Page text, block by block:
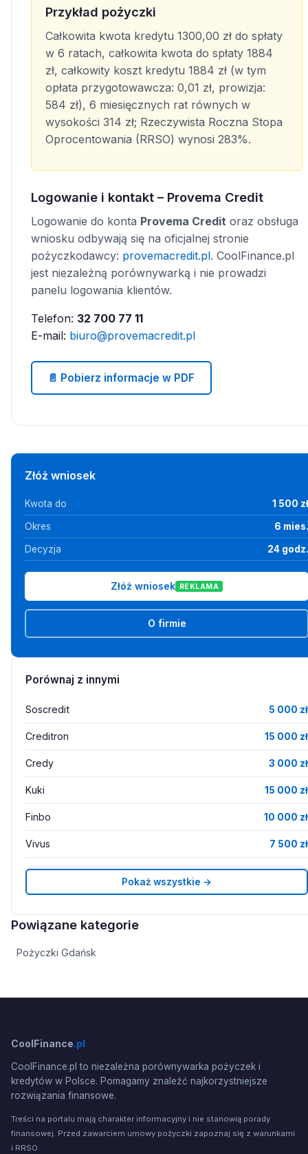
Przykład pożyczki
Całkowita kwota kredytu 1300,00 zł do spłaty
w 6 ratach, całkowita kwota do spłaty 1884
zł, całkowity koszt kredytu 1884 zł (w tym
opłata przygotowawcza: 0,01 zł, prowizja:
584 zł), 6 miesięcznych rat równych w
wysokości 314 zł; Rzeczywista Roczna Stopa
Oprocentowania (RRSO) wynosi 283%.
Logowanie i kontakt – Provema Credit
Logowanie do konta Provema Credit oraz obsługa
wniosku odbywają się na oficjalnej stronie
pożyczkodawcy: provemacredit.pl. CoolFinance.pl
jest niezależną porównywarką i nie prowadzi
panelu logowania klientów.
Telefon: 32 700 77 11
E-mail: biuro@provemacredit.pl
📄 Pobierz informacje w PDF
Złóż wniosek
Kwota do 1 500 zł
Okres 6 mies.
Decyzja 24 godz.
Złóż wniosek REKLAMA
O firmie
Porównaj z innymi
Soscredit 5 000 zł
Creditron 15 000 zł
Credy 3 000 zł
Kuki 15 000 zł
Finbo 10 000 zł
Vivus 7 500 zł
Pokaż wszystkie →
Powiązane kategorie
Pożyczki Gdańsk
CoolFinance.pl
CoolFinance.pl to niezależna porównywarka pożyczek i
kredytów w Polsce. Pomagamy znaleźć najkorzystniejsze
rozwiązania finansowe.
Treści na portalu mają charakter informacyjny i nie stanowią porady
finansowej. Przed zawarciem umowy pożyczki zapoznaj się z warunkami
i RRSO.